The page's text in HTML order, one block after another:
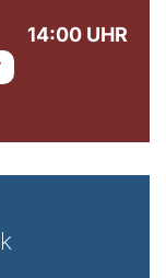
14:00 UHR